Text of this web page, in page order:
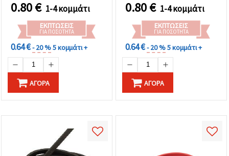
0.80€ 1-4 κομμάτι
ΕΚΠΤΏΣΕΙΣ
ΓΙΑ ΠΟΣΌΤΗΤΑ
0.64 €- 20 %5 κομμάτι +
ΑΓΟΡΆ
0.80€ 1-4 κομμάτι
ΕΚΠΤΏΣΕΙΣ
ΓΙΑ ΠΟΣΌΤΗΤΑ
0.64 €- 20 %5 κομμάτι +
ΑΓΟΡΆ